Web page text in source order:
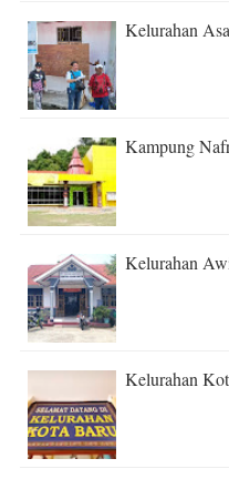
Kelurahan
Kampung
Kelurahan
Kelurahan